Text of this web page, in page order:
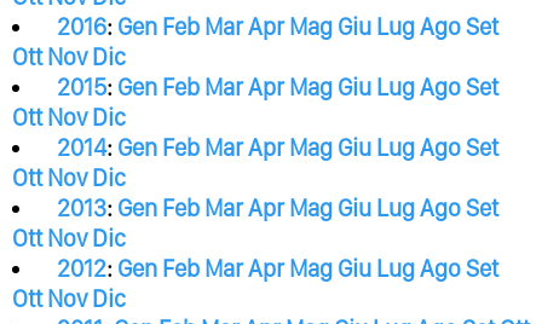
2016: Gen Feb MarApr Mag Giu LugAgoSet
Ott Nov Dic
2015: Gen Feb MarApr Mag Giu LugAgoSet
Ott Nov Dic
2014: Gen Feb MarApr Mag Giu LugAgoSet
Ott Nov Dic
2013: Gen Feb MarApr Mag Giu LugAgoSet
Ott Nov Dic
2012: Gen Feb MarApr Mag Giu LugAgoSet
Ott Nov Dic